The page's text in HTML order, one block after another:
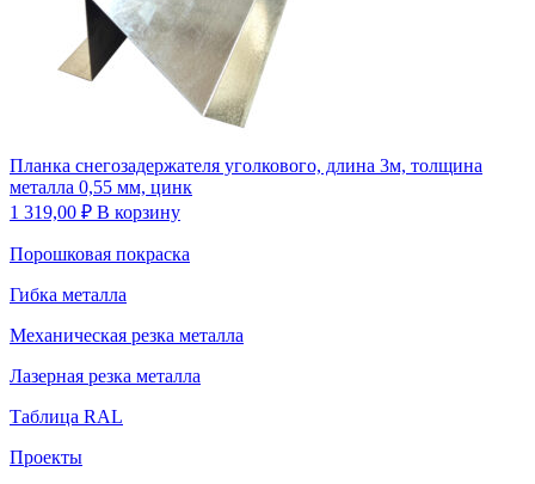
Планка снегозадержателя уголкового, длина 3м, толщина
металла 0,55 мм, цинк
1 319,00 ₽ В корзину
Порошковая покраска
Гибка металла
Механическая резка металла
Лазерная резка металла
Таблица RAL
Проекты